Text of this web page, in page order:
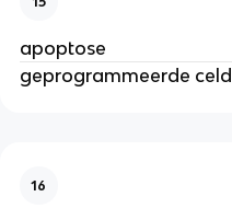
apoptose
geprogrammeerde
16